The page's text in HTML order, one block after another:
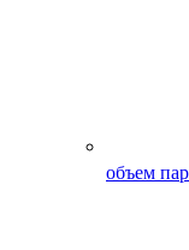
объем